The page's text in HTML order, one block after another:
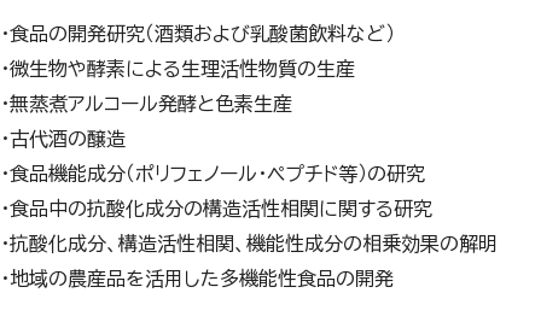
・食品の開発研究（酒類および乳酸菌飲料など）
・微生物や酵素による生理活性物質の生産
・無蒸煮アルコール発酵と色素生産
・古代酒の醸造
・食品機能成分（ポリフェノール・ペプチド等）の研究
・食品中の抗酸化成分の構造活性相関に関する研究
・抗酸化成分、構造活性相関、機能性成分の相乗効果の解明
・地域の農産品を活用した多機能性食品の開発